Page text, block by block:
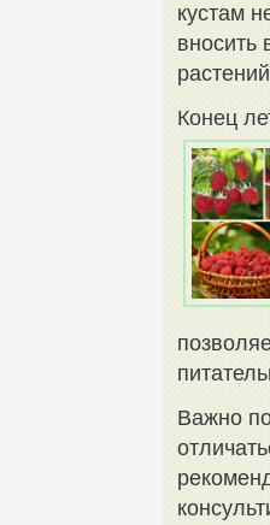
кустам
вносить
Конец
Важно